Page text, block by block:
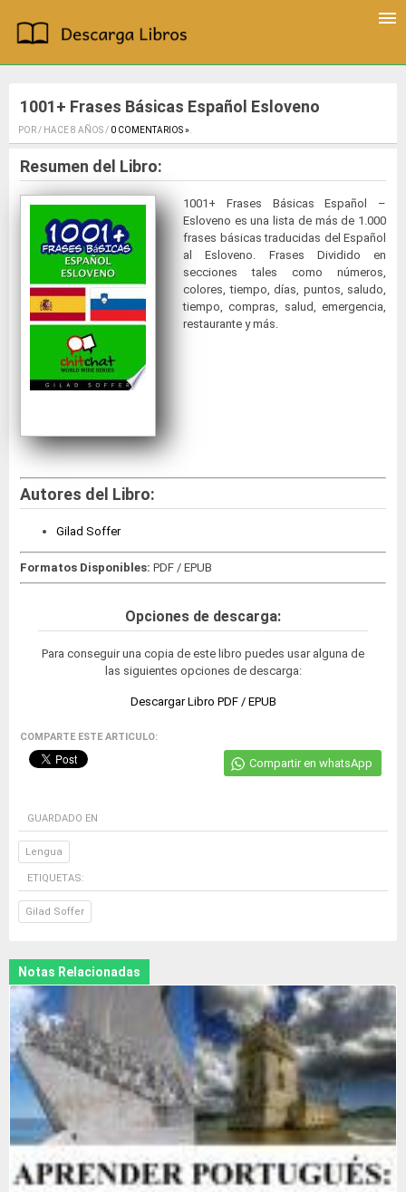
1001+ Frases Básicas Español Esloveno
POR / HACE 8 AÑOS / 0 COMENTARIOS ».
Resumen del Libro:
1001+ Frases Básicas Español –
Esloveno es una lista de más de 1.000
frases básicas traducidas del Español
al Esloveno. Frases Dividido en
secciones tales como números,
colores, tiempo, días, puntos, saludo,
tiempo, compras, salud, emergencia,
restaurante y más.
Autores del Libro:
Gilad Soffer
Formatos Disponibles: PDF / EPUB
Opciones de descarga:
Para conseguir una copia de este libro puedes usar alguna de
las siguientes opciones de descarga:
Descargar Libro PDF / EPUB
COMPARTE ESTE ARTICULO:
Compartir en whatsApp
GUARDADO EN
Lengua
ETIQUETAS:
Gilad Soffer
Notas Relacionadas